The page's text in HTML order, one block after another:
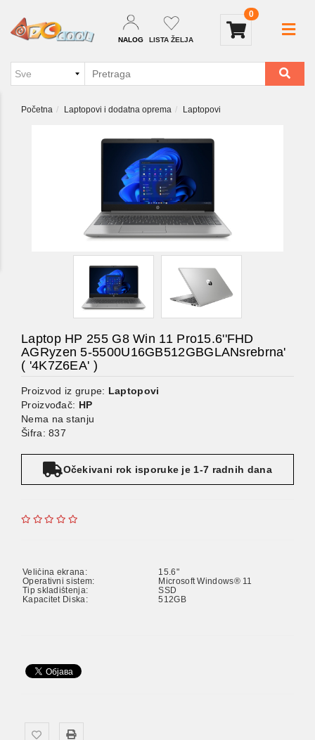
NALOG LISTA ŽELJA
0
Početna Laptopovi i dodatna oprema Laptopovi
Laptop HP 255 G8 Win 11 Pro15.6''FHD
AGRyzen 5-5500U16GB512GBGLANsrebrna'
( '4K7Z6EA' )
Proizvod iz grupe: Laptopovi
Proizvođač: HP
Nema na stanju
Šifra: 837
Očekivani rok isporuke je 1-7 radnih dana
Veličina ekrana:
15.6"
Operativni sistem:
Microsoft Windows® 11
Tip skladištenja:
SSD
Kapacitet Diska:
512GB